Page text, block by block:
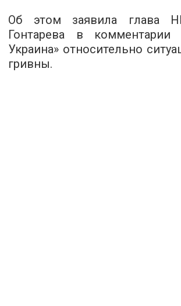
Об этом заявила глава
Гонтарева в комментарии
Украина» относительно
гривны.